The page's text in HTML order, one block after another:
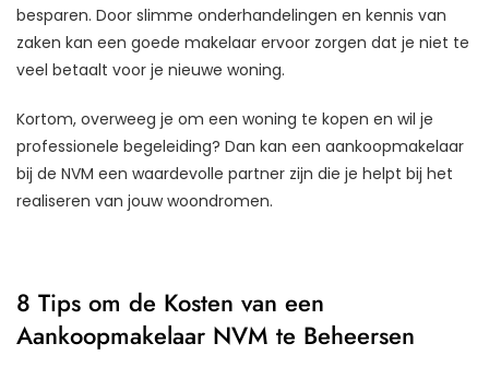
besparen. Door slimme onderhandelingen en kennis van
zaken kan een goede makelaar ervoor zorgen dat je niet te
veel betaalt voor je nieuwe woning.
Kortom, overweeg je om een woning te kopen en wil je
professionele begeleiding? Dan kan een aankoopmakelaar
bij de NVM een waardevolle partner zijn die je helpt bij het
realiseren van jouw woondromen.
8 Tips om de Kosten van een
Aankoopmakelaar NVM te Beheersen